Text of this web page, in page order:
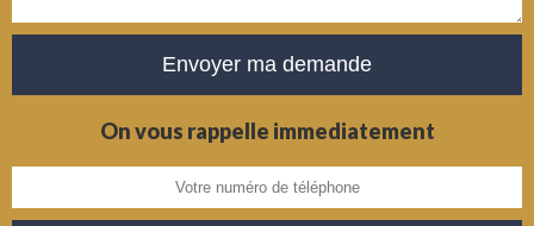
On vous rappelle immediatement